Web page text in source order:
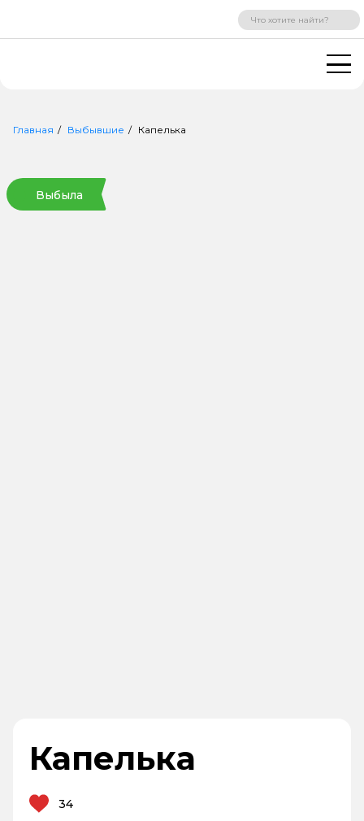
ВХОД РЕГИСТРАЦИЯ
Главная Выбывшие Капелька
Выбыла
Капелька
34